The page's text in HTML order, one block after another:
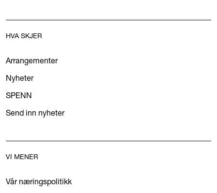
HVA SKJER
Arrangementer
Nyheter
SPENN
Send inn nyheter
VI MENER
Vår næringspolitikk